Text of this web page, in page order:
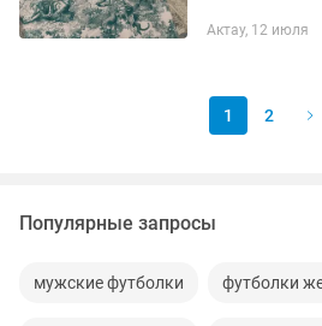
Актау, 12 июля
1 2
Популярные запросы
мужские футболки футболки